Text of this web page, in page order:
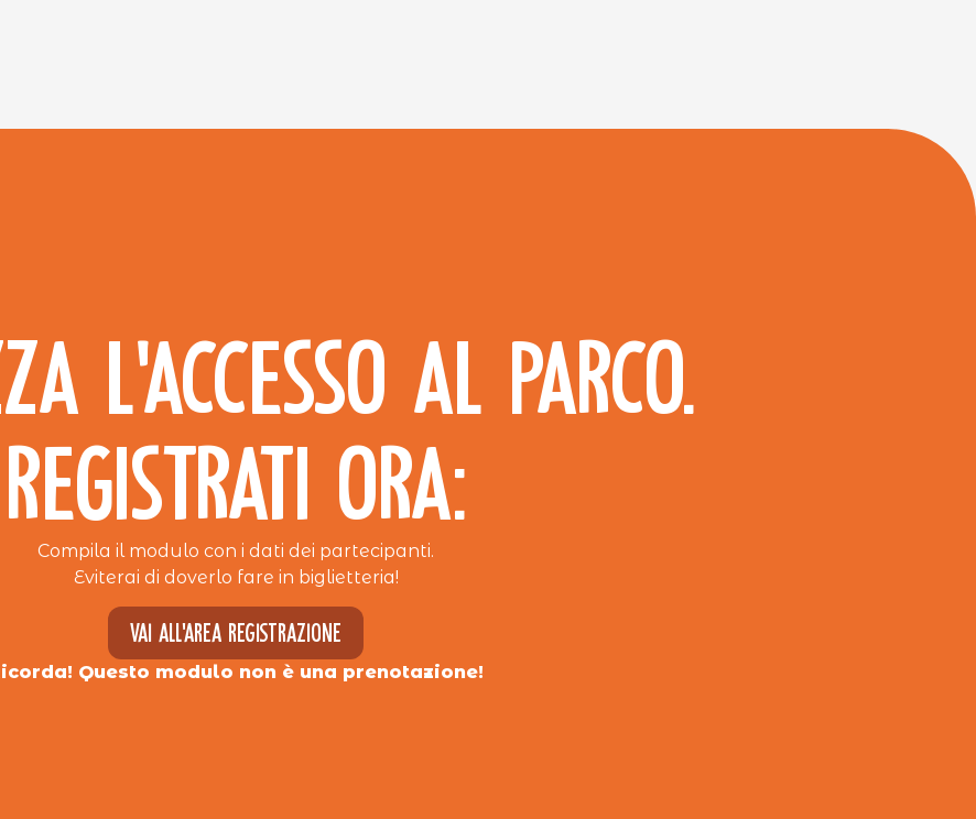
L’ACCESSO AL PARCO.
REGISTRATI ORA:
Compila il modulo con i dati dei partecipanti.
Eviterai di doverlo fare in biglietteria!
Vai all'area registrazione
Questo modulo non è una prenotazione!